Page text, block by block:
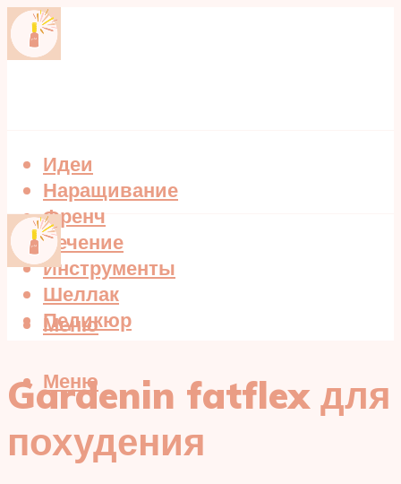
Идеи
Наращивание
Френч
Лечение
Инструменты
Шеллак
Педикюр
Меню
Меню
Gardenin fatflex для
похудения